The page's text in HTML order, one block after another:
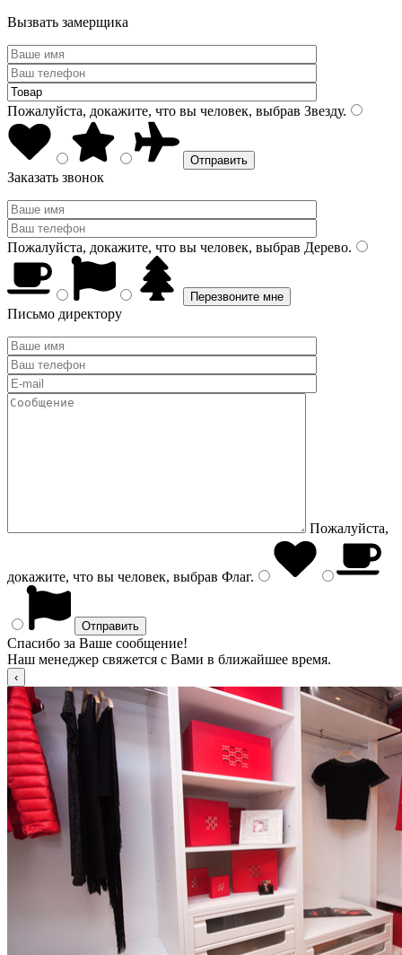
Вызвать замерщика
Пожалуйста, докажите, что вы человек, выбрав Звезду.
Заказать звонок
Пожалуйста, докажите, что вы человек, выбрав Дерево.
Письмо директору
Пожалуйста,
докажите, что вы человек, выбрав Флаг.
Спасибо за Ваше сообщение!
Наш менеджер свяжется с Вами в ближайшее время.